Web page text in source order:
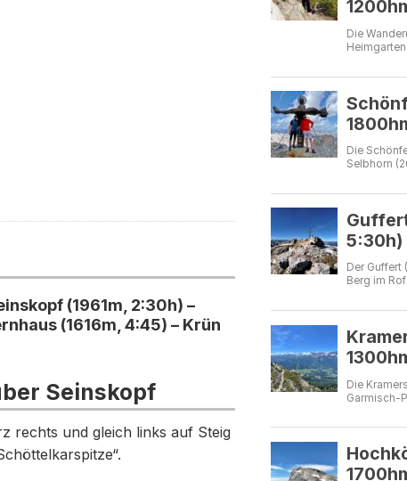
(1961m, 2:30h) –
(1616m, 4:45) – Krün
Seinskopf
rechts und gleich links auf Steig